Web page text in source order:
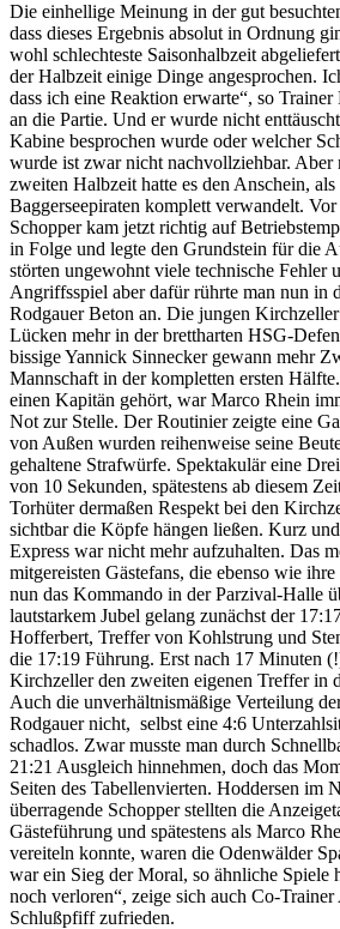
Die einhellige Meinung in der gut
dass dieses Ergebnis absolut in Ordnung
wohl schlechteste Saisonhalbzeit
der Halbzeit einige Dinge angesprochen.
dass ich eine Reaktion erwarte“, so
an die Partie. Und er wurde nicht
Kabine besprochen wurde oder welcher
wurde ist zwar nicht nachvollziehbar.
zweiten Halbzeit hatte es den Anschein,
Baggerseepiraten komplett verwandelt.
Schopper kam jetzt richtig auf
in Folge und legte den Grundstein für die
störten ungewohnt viele technische Fehler
Angriffsspiel aber dafür rührte man nun in
Rodgauer Beton an. Die jungen
Lücken mehr in der brettharten HSG-
bissige Yannick Sinnecker gewann mehr
Mannschaft in der kompletten ersten
einen Kapitän gehört, war Marco Rhein
Not zur Stelle. Der Routinier zeigte eine
von Außen wurden reihenweise seine
gehaltene Strafwürfe. Spektakulär eine
von 10 Sekunden, spätestens ab diesem
Torhüter dermaßen Respekt bei den
sichtbar die Köpfe hängen ließen. Kurz
Express war nicht mehr aufzuhalten. Das
mitgereisten Gästefans, die ebenso wie
nun das Kommando in der Parzival-Halle
lautstarkem Jubel gelang zunächst der
Hofferbert, Treffer von Kohlstrung und
die 17:19 Führung. Erst nach 17 Minuten
Kirchzeller den zweiten eigenen Treffer in
Auch die unverhältnismäßige Verteilung
Rodgauer nicht, selbst eine 4:6
schadlos. Zwar musste man durch
21:21 Ausgleich hinnehmen, doch das
Seiten des Tabellenvierten. Hoddersen im
überragende Schopper stellten die
Gästeführung und spätestens als Marco
vereiteln konnte, waren die Odenwälder
war ein Sieg der Moral, so ähnliche Spiele
noch verloren“, zeige sich auch Co-
Schlußpfiff zufrieden.